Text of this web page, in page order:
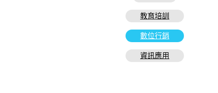
教育培訓
數位行銷
資訊應用